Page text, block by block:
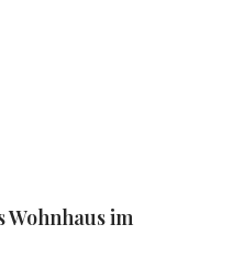
Wohnhaus im